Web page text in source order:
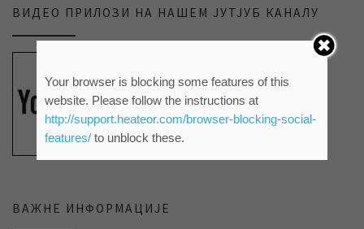
ВИДЕО ПРИЛОЗИ НА НАШЕМ ЈУТЈУБ КАНАЛУ
ВАЖНЕ ИНФОРМАЦИЈЕ
Your browser is blocking some features of this
website. Please follow the instructions at
http://support.heateor.com/browser-blocking-social-
features/to unblock these.